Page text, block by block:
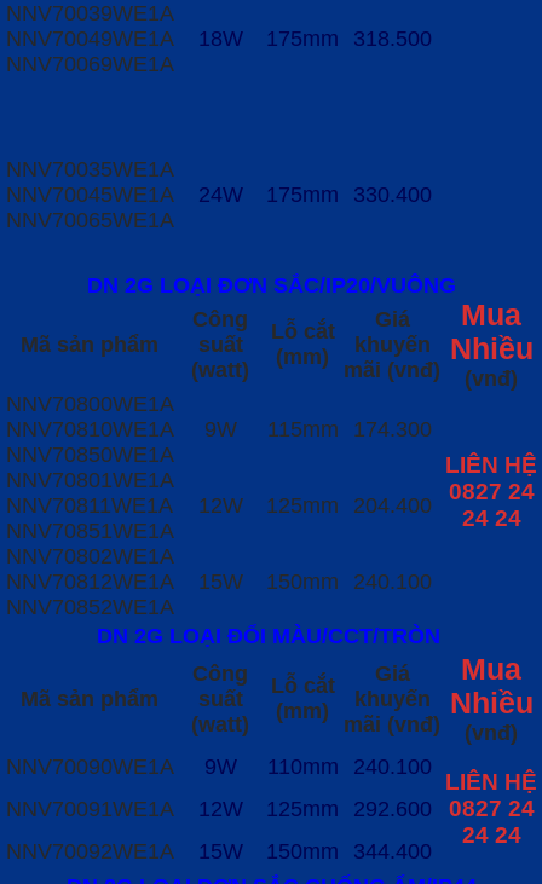
NNV70039WE1A
NNV70049WE1A
NNV70069WE1A
18W 175mm 318.500
NNV70035WE1A
NNV70045WE1A
NNV70065WE1A
24W 175mm 330.400
DN 2G LOẠI ĐƠN SẮC/IP20/VUÔNG
Mã sản phẩm
Công
suất
(watt)
Lỗ cắt
(mm)
Giá
khuyến
mãi (vnđ)
Mua
Nhiều
(vnđ)
NNV70800WE1A
NNV70810WE1A
NNV70850WE1A
9W 115mm 174.300
LIÊN HỆ
0827 24
24 24
NNV70801WE1A
NNV70811WE1A
NNV70851WE1A
12W 125mm 204.400
NNV70802WE1A
NNV70812WE1A
NNV70852WE1A
15W 150mm 240.100
DN 2G LOẠI ĐỔI MÀU/CCT/TRÒN
Mã sản phẩm
Công
suất
(watt)
Lỗ cắt
(mm)
Giá
khuyến
mãi (vnđ)
Mua
Nhiều
(vnđ)
NNV70090WE1A
9W 110mm 240.100
LIÊN HỆ
0827 24
24 24
NNV70091WE1A 12W 125mm
292.600
NNV70092WE1A
15W 150mm
344.400